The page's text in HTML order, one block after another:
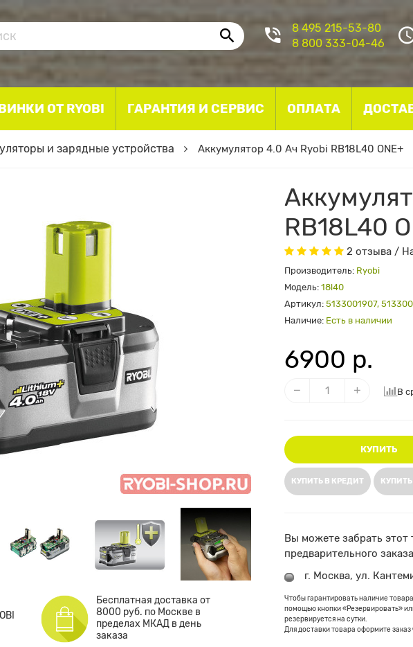
8 495 215-53-80
8 800 333-04-46
ОТ RYOBI ГАРАНТИЯ И СЕРВИС ОПЛАТА
и зарядные устройства Аккумулятор 4.0 Ач Ryobi RB18L40 ONE+
Бесплатная доставка от
8000 руб. по Москве в
пределах МКАД в день
заказа
RB18L40
2 отзыва /
Производитель: Ryobi
Модель: 18l40
Артикул: 5133001907,
Наличие: Есть в наличии
6900 р.
В
КУПИТЬ
КУПИТЬ В КРЕДИТ
Вы можете забрать этот
предварительного
г. Москва, ул.
Чтобы гарантировать наличие
помощью кнопки «Резервировать»
резервируется на сутки.
Для доставки товара оформите